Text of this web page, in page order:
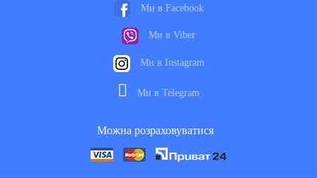
Ми в Facebook
Ми в Viber
Ми в Instagram
Ми в Telegram
Можна розраховуватися